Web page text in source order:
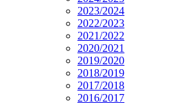
2023/2024
2022/2023
2021/2022
2020/2021
2019/2020
2018/2019
2017/2018
2016/2017